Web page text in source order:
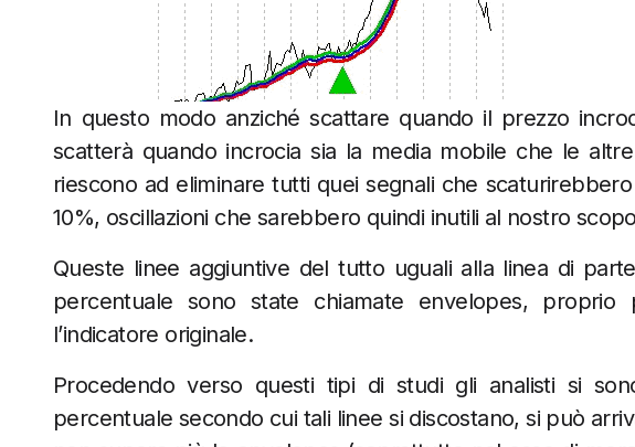
In questo modo anziché scattare quando il prezzo
scatterà quando incrocia sia la media mobile che le
riescono ad eliminare tutti quei segnali che
10%, oscillazioni che sarebbero quindi inutili al nostro
Queste linee aggiuntive del tutto uguali alla linea di
percentuale sono state chiamate envelopes,
l’indicatore originale.
Procedendo verso questi tipi di studi gli analisti si
percentuale secondo cui tali linee si discostano, si può